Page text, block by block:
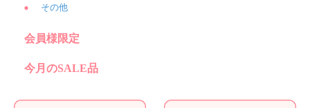
その他
会員様限定
今月のSALE品